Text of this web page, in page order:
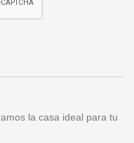
la casa ideal para tu